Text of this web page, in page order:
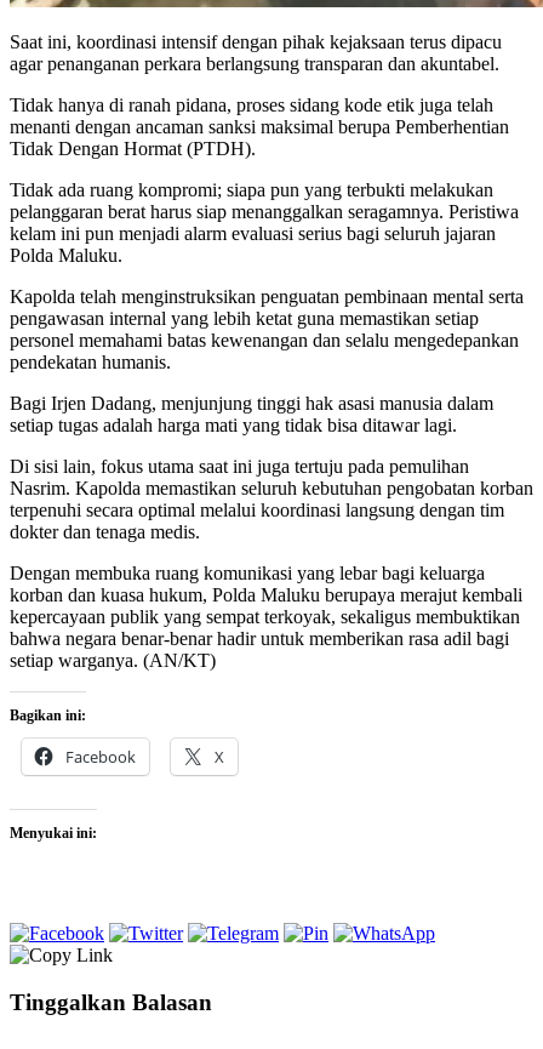
Saat ini, koordinasi intensif dengan pihak kejaksaan terus dipacu
agar penanganan perkara berlangsung transparan dan akuntabel.
Tidak hanya di ranah pidana, proses sidang kode etik juga telah
menanti dengan ancaman sanksi maksimal berupa Pemberhentian
Tidak Dengan Hormat (PTDH).
Tidak ada ruang kompromi; siapa pun yang terbukti melakukan
pelanggaran berat harus siap menanggalkan seragamnya. Peristiwa
kelam ini pun menjadi alarm evaluasi serius bagi seluruh jajaran
Polda Maluku.
Kapolda telah menginstruksikan penguatan pembinaan mental serta
pengawasan internal yang lebih ketat guna memastikan setiap
personel memahami batas kewenangan dan selalu mengedepankan
pendekatan humanis.
Bagi Irjen Dadang, menjunjung tinggi hak asasi manusia dalam
setiap tugas adalah harga mati yang tidak bisa ditawar lagi.
Di sisi lain, fokus utama saat ini juga tertuju pada pemulihan
Nasrim. Kapolda memastikan seluruh kebutuhan pengobatan korban
terpenuhi secara optimal melalui koordinasi langsung dengan tim
dokter dan tenaga medis.
Dengan membuka ruang komunikasi yang lebar bagi keluarga
korban dan kuasa hukum, Polda Maluku berupaya merajut kembali
kepercayaan publik yang sempat terkoyak, sekaligus membuktikan
bahwa negara benar-benar hadir untuk memberikan rasa adil bagi
setiap warganya. (AN/KT)
Bagikan ini:
Facebook X
Menyukai ini:
Tinggalkan Balasan